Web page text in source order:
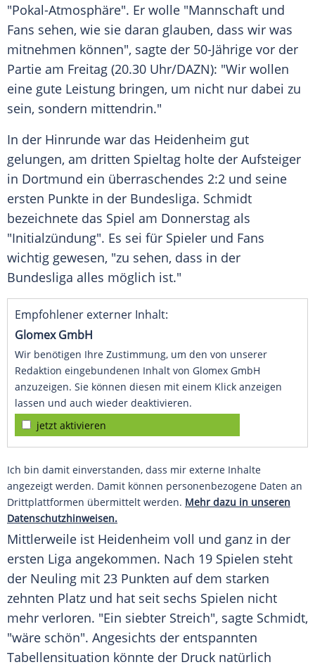
"Pokal-Atmosphäre". Er wolle "Mannschaft und
Fans sehen, wie sie daran glauben, dass wir was
mitnehmen können", sagte der 50-Jährige vor der
Partie am Freitag (20.30 Uhr/DAZN): "Wir wollen
eine gute Leistung bringen, um nicht nur dabei zu
sein, sondern mittendrin."
In der Hinrunde war das Heidenheim gut
gelungen, am dritten Spieltag holte der Aufsteiger
in Dortmund ein überraschendes 2:2 und seine
ersten Punkte in der Bundesliga. Schmidt
bezeichnete das Spiel am Donnerstag als
"Initialzündung". Es sei für Spieler und Fans
wichtig gewesen, "zu sehen, dass in der
Bundesliga alles möglich ist."
Empfohlener externer Inhalt:
Glomex GmbH
Wir benötigen Ihre Zustimmung, um den von unserer
Redaktion eingebundenen Inhalt von Glomex GmbH
anzuzeigen. Sie können diesen mit einem Klick anzeigen
lassen und auch wieder deaktivieren.
jetzt aktivieren
Ich bin damit einverstanden, dass mir externe Inhalte
angezeigt werden. Damit können personenbezogene Daten an
Drittplattformen übermittelt werden. Mehr dazu in unseren
Datenschutzhinweisen.
Mittlerweile ist Heidenheim voll und ganz in der
ersten Liga angekommen. Nach 19 Spielen steht
der Neuling mit 23 Punkten auf dem starken
zehnten Platz und hat seit sechs Spielen nicht
mehr verloren. "Ein siebter Streich", sagte Schmidt,
"wäre schön". Angesichts der entspannten
Tabellensituation könnte der Druck natürlich